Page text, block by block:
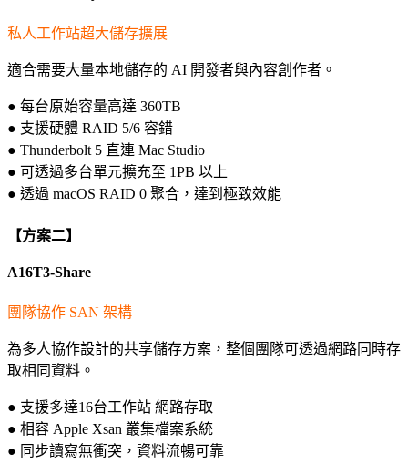
私人工作站超大儲存擴展
適合需要大量本地儲存的 AI 開發者與內容創作者。
● 每台原始容量高達 360TB
● 支援硬體 RAID 5/6 容錯
● Thunderbolt 5 直連 Mac Studio
● 可透過多台單元擴充至 1PB 以上
● 透過 macOS RAID 0 聚合，達到極致效能
【方案二】
A16T3-Share
團隊協作 SAN 架構
為多人協作設計的共享儲存方案，整個團隊可透過網路同時存
取相同資料。
● 支援多達16台工作站 網路存取
● 相容 Apple Xsan 叢集檔案系統
● 同步讀寫無衝突，資料流暢可靠